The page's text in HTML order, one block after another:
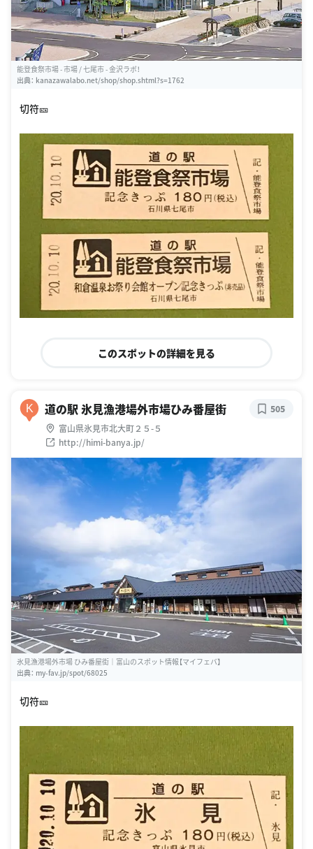
能登食祭市場 - 市場 / 七尾市 - 金沢ラボ！
出典： kanazawalabo.net/shop/shop.shtml?s=1762
切符🎫
このスポットの詳細を見る
K 道の駅 氷見漁港場外市場ひみ番屋街
富山県氷見市北大町２５-５
http://himi-banya.jp/
505
氷見漁港場外市場 ひみ番屋街｜富山のスポット情報【マイフェバ】
出典： my-fav.jp/spot/68025
切符🎫